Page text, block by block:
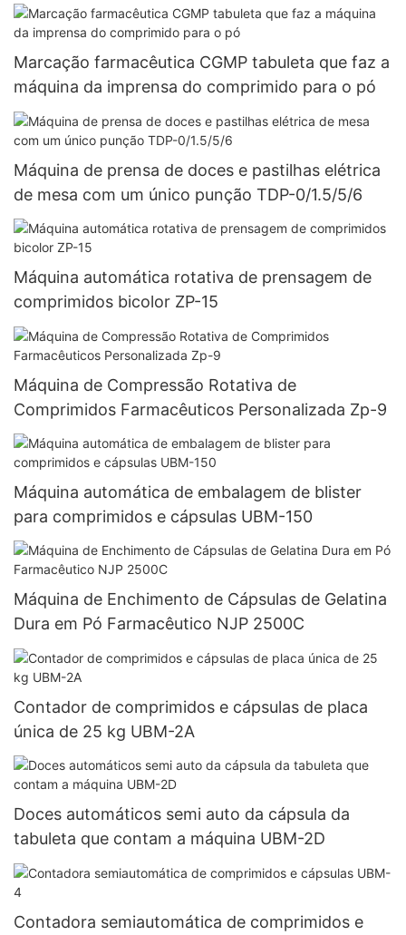
Marcação farmacêutica CGMP tabuleta que faz a
máquina da imprensa do comprimido para o pó
Máquina de prensa de doces e pastilhas elétrica
de mesa com um único punção TDP-0/1.5/5/6
Máquina automática rotativa de prensagem de
comprimidos bicolor ZP-15
Máquina de Compressão Rotativa de
Comprimidos Farmacêuticos Personalizada Zp-9
Máquina automática de embalagem de blister
para comprimidos e cápsulas UBM-150
Máquina de Enchimento de Cápsulas de Gelatina
Dura em Pó Farmacêutico NJP 2500C
Contador de comprimidos e cápsulas de placa
única de 25 kg UBM-2A
Doces automáticos semi auto da cápsula da
tabuleta que contam a máquina UBM-2D
Contadora semiautomática de comprimidos e